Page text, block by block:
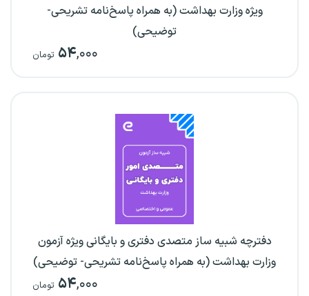
ویژه وزارت بهداشت (به همراه پاسخ‌نامه تشریحی-
توضیحی)
۵۴,۰۰۰ تومان
دفترچه شبیه ساز متصدی دفتری و بایگانی ویژه آزمون
وزارت بهداشت (به همراه پاسخ‌نامه تشریحی- توضیحی)
۵۴,۰۰۰ تومان